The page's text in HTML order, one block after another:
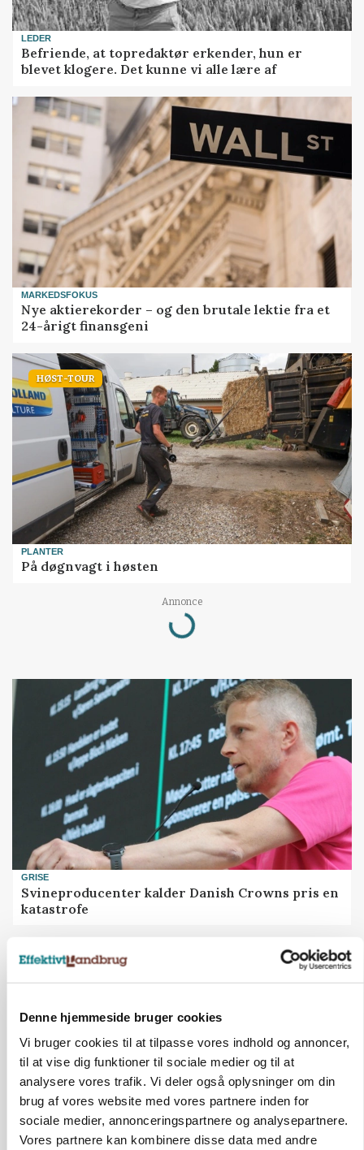
Denne hjemmeside bruger cookies
Vi bruger cookies til at tilpasse vores indhold og annoncer,
til at vise dig funktioner til sociale medier og til at
analysere vores trafik. Vi deler også oplysninger om din
brug af vores website med vores partnere inden for
sociale medier, annonceringspartnere og analysepartnere.
Vores partnere kan kombinere disse data med andre
LEDER
Befriende, at topredaktør erkender, hun er
blevet klogere. Det kunne vi alle lære af
MARKEDSFOKUS
Nye aktierekorder – og den brutale lektie fra et
24-årigt finansgeni
HØST-TOUR
PLANTER
På døgnvagt i høsten
Annonce
Loading...
GRISE
Svineproducenter kalder Danish Crowns pris en
katastrofe